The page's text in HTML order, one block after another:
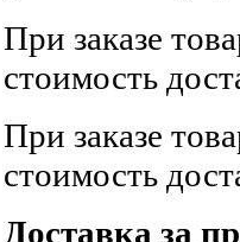
При заказе
стоимость
При заказе
стоимость
Доставка за